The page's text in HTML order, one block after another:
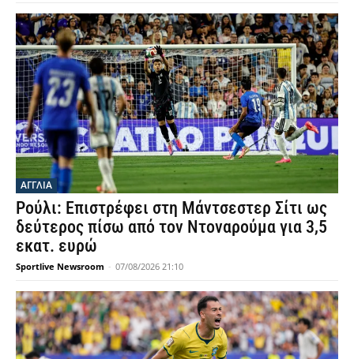
ΑΓΓΛΙΑ
Ρούλι: Επιστρέφει στη Μάντσεστερ Σίτι ως
δεύτερος πίσω από τον Ντοναρούμα για 3,5
εκατ. ευρώ
Sportlive Newsroom - 07/08/2026 21:10